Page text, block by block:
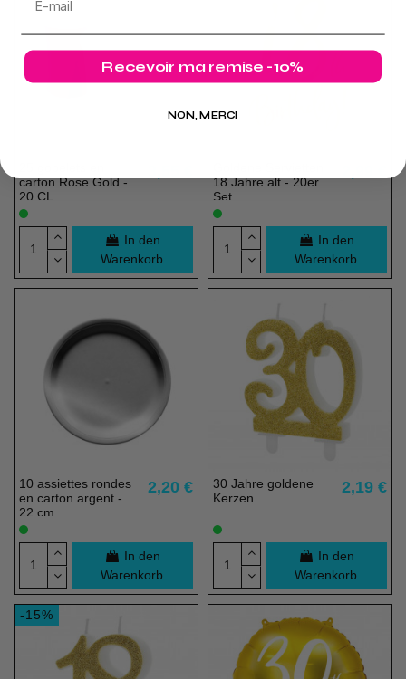
carton Rose Gold -
20 CL
In den
Warenkorb
18 Jahre alt - 20er
Set
In den
Warenkorb
10 assiettes rondes
en carton argent -
22 cm
2,20 €
In den
Warenkorb
30 Jahre goldene
Kerzen
2,19 €
In den
Warenkorb
-15%
Recevoir ma remise -10%
NON, MERCI